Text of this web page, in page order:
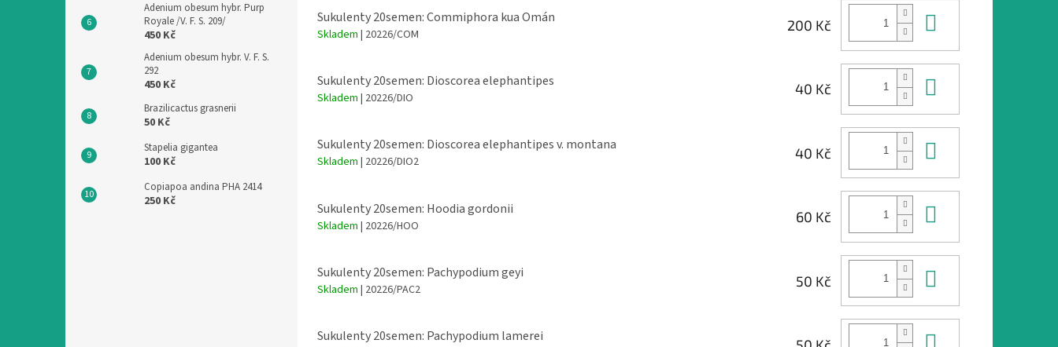
Adenium obesum hybr. Purp
Royale /V. F. S. 209/
450 Kč
Adenium obesum hybr. V. F. S.
292
450 Kč
Brazilicactus grasnerii
50 Kč
Stapelia gigantea
100 Kč
Copiapoa andina PHA 2414
250 Kč
Sukulenty 20semen: Commiphora kua Omán
Skladem | 20226/COM
200 Kč
Sukulenty 20semen: Dioscorea elephantipes
Skladem | 20226/DIO
40 Kč
Sukulenty 20semen: Dioscorea elephantipes v. montana
Skladem | 20226/DIO2
40 Kč
Sukulenty 20semen: Hoodia gordonii
Skladem | 20226/HOO
60 Kč
Sukulenty 20semen: Pachypodium geyi
Skladem | 20226/PAC2
50 Kč
Sukulenty 20semen: Pachypodium lamerei